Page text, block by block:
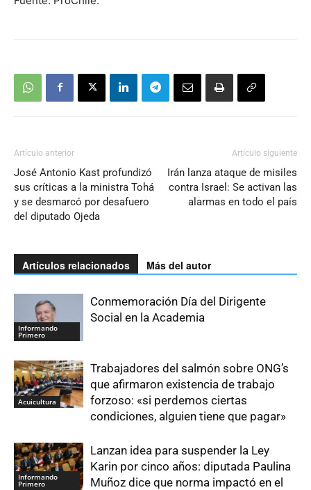
Artículo anterior
José Antonio Kast profundizó
sus críticas a la ministra Tohá
y se desmarcó por desafuero
del diputado Ojeda
Artículo siguiente
Irán lanza ataque de misiles
contra Israel: Se activan las
alarmas en todo el país
Artículos relacionados Más del autor
Informando
Primero
Conmemoración Día del Dirigente
Social en la Academia
Acuicultura
Trabajadores del salmón sobre ONG’s
que afirmaron existencia de trabajo
forzoso: «si perdemos ciertas
condiciones, alguien tiene que pagar»
Informando
Primero
Lanzan idea para suspender la Ley
Karin por cinco años: diputada Paulina
Muñoz dice que norma impactó en el